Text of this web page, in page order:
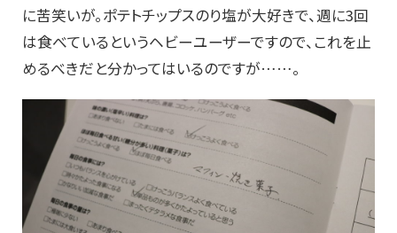
に苦笑いが。ポテトチップスのり塩が大好きで、週に3回
は食べているというヘビーユーザーですので、これを止
めるべきだと分かってはいるのですが……。